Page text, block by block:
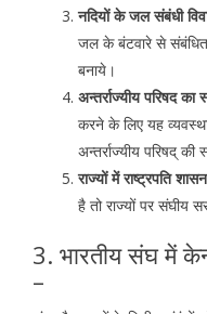
नदियों के जल संबंधी
जल के बंटवारे से संबंधित
बनाये।
अन्तर्राज्यीय परिषद का
करने के लिए यह
अन्तर्राज्यीय परिषद्
राज्यों में राष्ट्रपति
है तो राज्यों पर संघीय
3. भारतीय संघ में
–